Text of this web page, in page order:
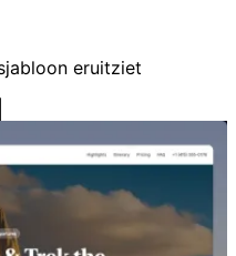
eruitziet